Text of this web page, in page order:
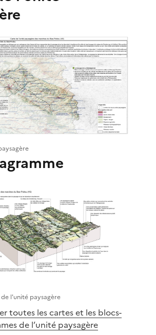
l'unité paysagère
toutes les cartes et les blocs-
de l’unité paysagère